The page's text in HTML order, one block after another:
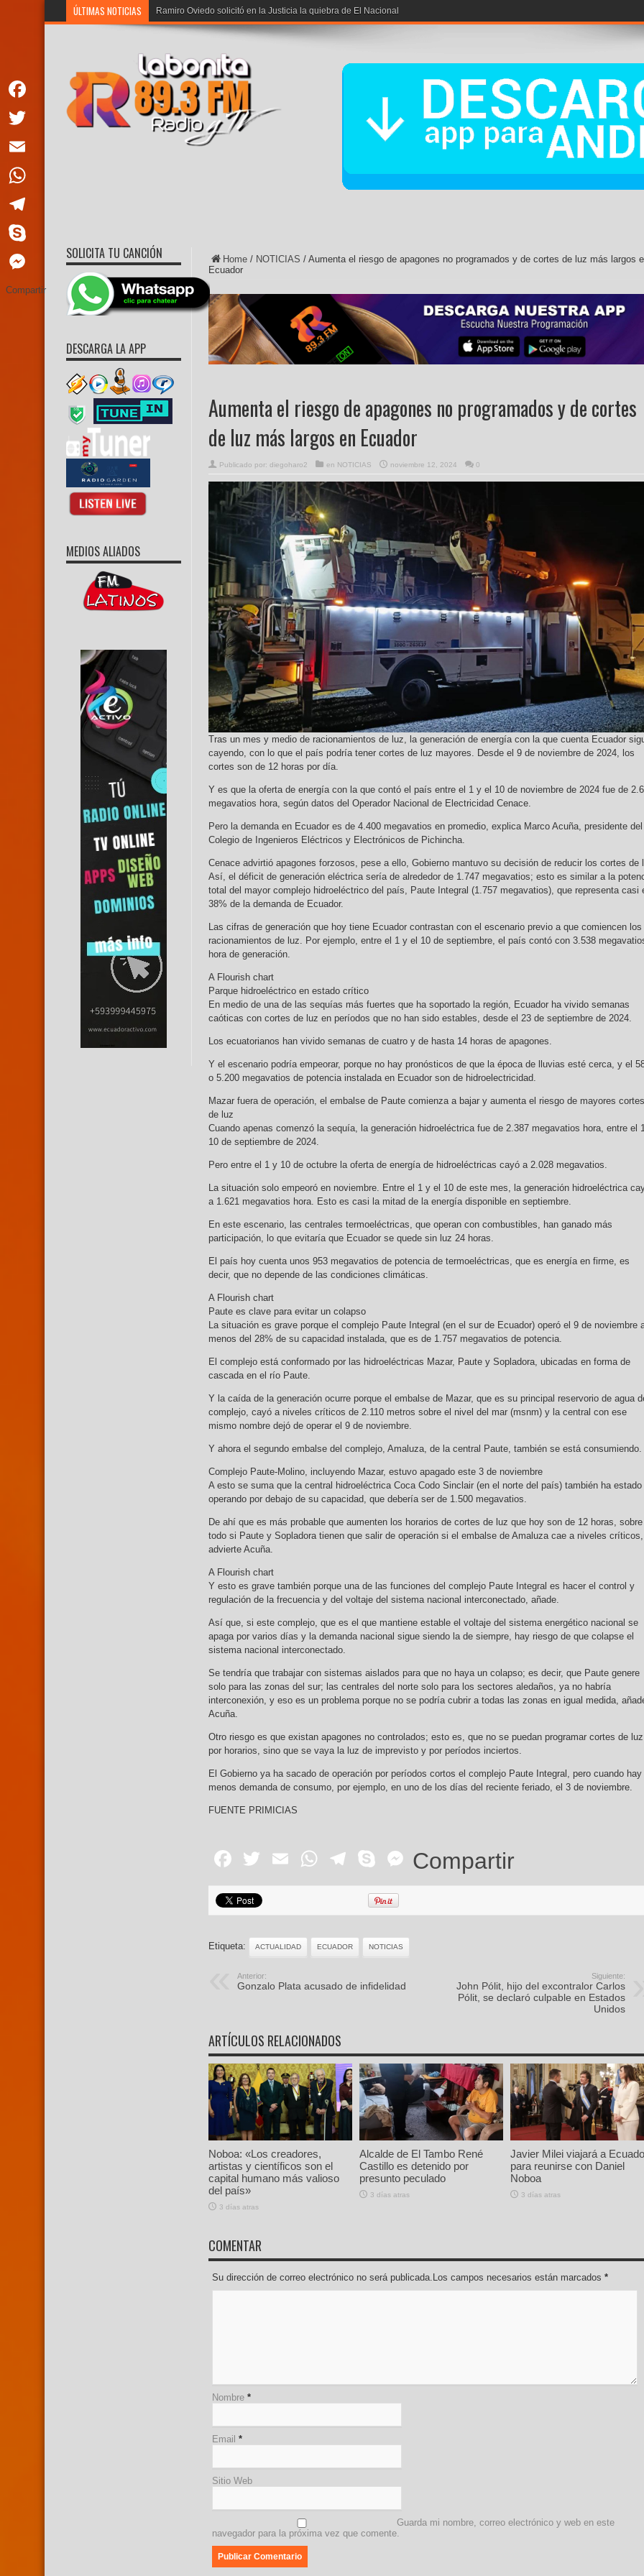
ÚLTIMAS NOTICIAS Ramiro Oviedo solicitó en la Justicia la quiebra de El Nacional
Home / NOTICIAS / Aumenta el riesgo de apagones no programados y de cortes de luz más largos
Ecuador
Aumenta el riesgo de apagones no programados y de cortes
de luz más largos en Ecuador
Publicado por: diegoharo2 en NOTICIAS noviembre 12, 2024 0
Tras un mes y medio de racionamientos de luz, la generación de energía con la que cuenta Ecuador
cayendo, con lo que el país podría tener cortes de luz mayores. Desde el 9 de noviembre de 2024, los
cortes son de 12 horas por día.
Y es que la oferta de energía con la que contó el país entre el 1 y el 10 de noviembre de 2024 fue de
megavatios hora, según datos del Operador Nacional de Electricidad Cenace.
Pero la demanda en Ecuador es de 4.400 megavatios en promedio, explica Marco Acuña, presidente del
Colegio de Ingenieros Eléctricos y Electrónicos de Pichincha.
Cenace advirtió apagones forzosos, pese a ello, Gobierno mantuvo su decisión de reducir los cortes de
Así, el déficit de generación eléctrica sería de alrededor de 1.747 megavatios; esto es similar a la
total del mayor complejo hidroeléctrico del país, Paute Integral (1.757 megavatios), que representa casi
38% de la demanda de Ecuador.
Las cifras de generación que hoy tiene Ecuador contrastan con el escenario previo a que comiencen los
racionamientos de luz. Por ejemplo, entre el 1 y el 10 de septiembre, el país contó con 3.538
hora de generación.
A Flourish chart
Parque hidroeléctrico en estado crítico
En medio de una de las sequías más fuertes que ha soportado la región, Ecuador ha vivido semanas
caóticas con cortes de luz en períodos que no han sido estables, desde el 23 de septiembre de 2024.
Los ecuatorianos han vivido semanas de cuatro y de hasta 14 horas de apagones.
Y el escenario podría empeorar, porque no hay pronósticos de que la época de lluvias esté cerca, y el
o 5.200 megavatios de potencia instalada en Ecuador son de hidroelectricidad.
Mazar fuera de operación, el embalse de Paute comienza a bajar y aumenta el riesgo de mayores cortes
de luz
Cuando apenas comenzó la sequía, la generación hidroeléctrica fue de 2.387 megavatios hora, entre el
10 de septiembre de 2024.
Pero entre el 1 y 10 de octubre la oferta de energía de hidroeléctricas cayó a 2.028 megavatios.
La situación solo empeoró en noviembre. Entre el 1 y el 10 de este mes, la generación hidroeléctrica
a 1.621 megavatios hora. Esto es casi la mitad de la energía disponible en septiembre.
En este escenario, las centrales termoeléctricas, que operan con combustibles, han ganado más
participación, lo que evitaría que Ecuador se quede sin luz 24 horas.
El país hoy cuenta unos 953 megavatios de potencia de termoeléctricas, que es energía en firme, es
decir, que no depende de las condiciones climáticas.
A Flourish chart
Paute es clave para evitar un colapso
La situación es grave porque el complejo Paute Integral (en el sur de Ecuador) operó el 9 de noviembre
menos del 28% de su capacidad instalada, que es de 1.757 megavatios de potencia.
El complejo está conformado por las hidroeléctricas Mazar, Paute y Sopladora, ubicadas en forma de
cascada en el río Paute.
Y la caída de la generación ocurre porque el embalse de Mazar, que es su principal reservorio de agua
complejo, cayó a niveles críticos de 2.110 metros sobre el nivel del mar (msnm) y la central con ese
mismo nombre dejó de operar el 9 de noviembre.
Y ahora el segundo embalse del complejo, Amaluza, de la central Paute, también se está consumiendo.
Complejo Paute-Molino, incluyendo Mazar, estuvo apagado este 3 de noviembre
A esto se suma que la central hidroeléctrica Coca Codo Sinclair (en el norte del país) también ha estado
operando por debajo de su capacidad, que debería ser de 1.500 megavatios.
De ahí que es más probable que aumenten los horarios de cortes de luz que hoy son de 12 horas, sobre
todo si Paute y Sopladora tienen que salir de operación si el embalse de Amaluza cae a niveles críticos,
advierte Acuña.
A Flourish chart
Y esto es grave también porque una de las funciones del complejo Paute Integral es hacer el control y
regulación de la frecuencia y del voltaje del sistema nacional interconectado, añade.
Así que, si este complejo, que es el que mantiene estable el voltaje del sistema energético nacional se
apaga por varios días y la demanda nacional sigue siendo la de siempre, hay riesgo de que colapse el
sistema nacional interconectado.
Se tendría que trabajar con sistemas aislados para que no haya un colapso; es decir, que Paute genere
solo para las zonas del sur; las centrales del norte solo para los sectores aledaños, ya no habría
interconexión, y eso es un problema porque no se podría cubrir a todas las zonas en igual medida,
Acuña.
Otro riesgo es que existan apagones no controlados; esto es, que no se puedan programar cortes de luz
por horarios, sino que se vaya la luz de imprevisto y por períodos inciertos.
El Gobierno ya ha sacado de operación por períodos cortos el complejo Paute Integral, pero cuando hay
menos demanda de consumo, por ejemplo, en uno de los días del reciente feriado, el 3 de noviembre.
FUENTE PRIMICIAS
Facebook
Twitter
EmailWhatsApp
Telegram
SkypeMessenger
Compartir
Etiqueta: ACTUALIDAD ECUADOR NOTICIAS
Anterior:
Gonzalo Plata acusado de infidelidad
Siguiente:
John Pólit, hijo del excontralor Carlos
Pólit, se declaró culpable en Estados
Unidos
ARTÍCULOS RELACIONADOS
Noboa: «Los creadores,
artistas y científicos son el
capital humano más valioso
del país»
3 días atras
Alcalde de El Tambo René
Castillo es detenido por
presunto peculado
3 días atras
Javier Milei viajará a
para reunirse con Daniel
Noboa
3 días atras
COMENTAR
Su dirección de correo electrónico no será publicada.Los campos necesarios están marcados *
Nombre *
Email *
Sitio Web
Guarda mi nombre, correo electrónico y web en este
navegador para la próxima vez que comente.
SOLICITA TU CANCIÓN
DESCARGA LA APP
MEDIOS ALIADOS
Facebook
Twitter
Email
WhatsApp
Telegram
Skype
Messenger
Compartir